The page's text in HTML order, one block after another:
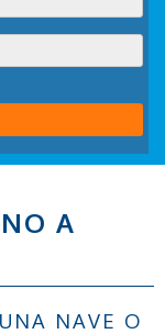
A
NAVE O